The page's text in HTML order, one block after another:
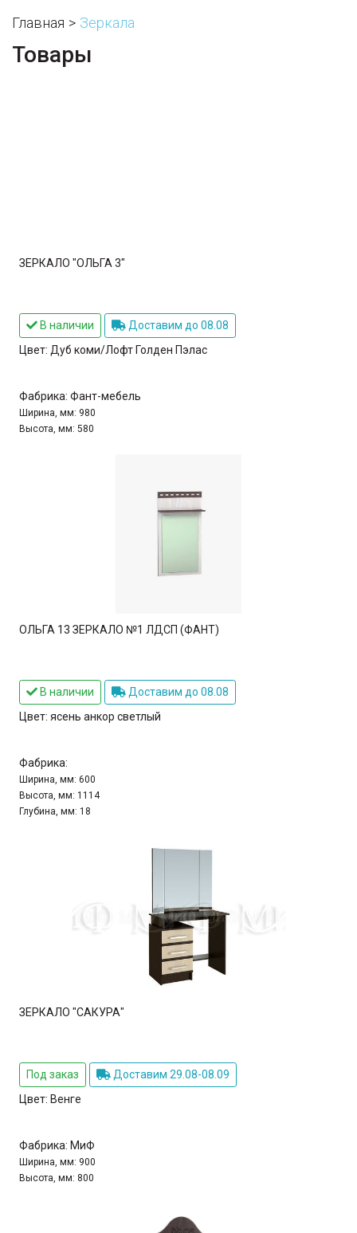
Главная Зеркала
Товары
ЗЕРКАЛО "ОЛЬГА 3"
В наличии
Доставим до 08.08
Цвет: Дуб коми/Лофт Голден Пэлас
Фабрика: Фант-мебель
Ширина, мм: 980
Высота, мм: 580
ОЛЬГА 13 ЗЕРКАЛО №1 ЛДСП (ФАНТ)
В наличии
Доставим до 08.08
Цвет: ясень анкор светлый
Фабрика:
Ширина, мм: 600
Высота, мм: 1114
Глубина, мм: 18
ЗЕРКАЛО "САКУРА"
Под заказ
Доставим 29.08-08.09
Цвет: Венге
Фабрика: МиФ
Ширина, мм: 900
Высота, мм: 800